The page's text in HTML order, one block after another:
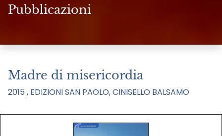
Pubblicazioni
Madre di misericordia
2015 , EDIZIONI SAN PAOLO, CINISELLO BALSAMO